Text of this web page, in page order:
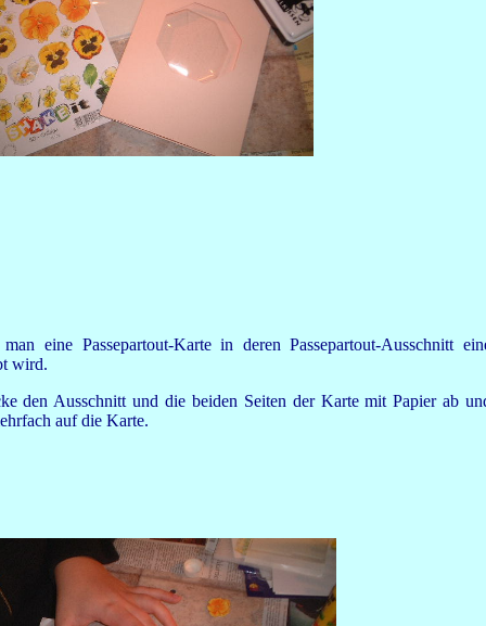
eine Passepartout-Karte in deren Passepartout-Ausschnitt
wird.
den Ausschnitt und die beiden Seiten der Karte mit Papier ab
auf die Karte.